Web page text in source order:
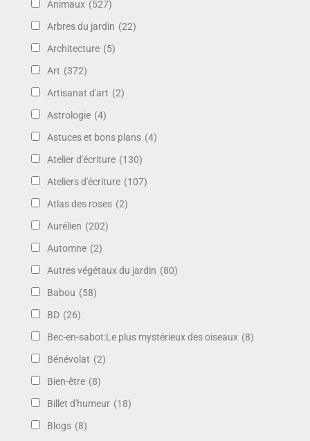
Animaux (527)
Arbres du jardin (22)
Architecture (5)
Art (372)
Artisanat d'art (2)
Astrologie (4)
Astuces et bons plans (4)
Atelier d'écriture (130)
Ateliers d'écriture (107)
Atlas des roses (2)
Aurélien (202)
Automne (2)
Autres végétaux du jardin (80)
Babou (58)
BD (26)
Bec-en-sabot:Le plus mystérieux des oiseaux (8)
Bénévolat (2)
Bien-être (8)
Billet d'humeur (18)
Blogs (8)